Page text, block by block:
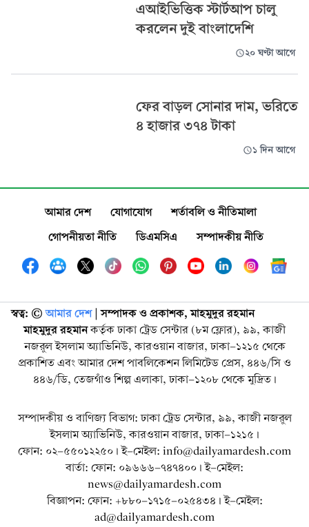
এআইভিত্তিক স্টার্টআপ চালু
করলেন দুই বাংলাদেশি
২০ ঘণ্টা আগে
ফের বাড়ল সোনার দাম, ভরিতে
৪ হাজার ৩৭৪ টাকা
১ দিন আগে
আমার দেশ যোগাযোগ
শর্তাবলি ও নীতিমালা
গোপনীয়তা নীতি
ডিএমসিএ সম্পাদকীয় নীতি
স্বত্ব: ©️ আমার দেশ| সম্পাদক ও প্রকাশক, মাহমুদুর রহমান
মাহমুদুর রহমানকর্তৃক ঢাকা ট্রেড সেন্টার (৮ম ফ্লোর), ৯৯, কাজী
নজরুল ইসলাম অ্যাভিনিউ, কারওয়ান বাজার, ঢাকা-১২১৫ থেকে
প্রকাশিত এবং আমার দেশ পাবলিকেশন লিমিটেড প্রেস, ৪৪৬/সি ও
৪৪৬/ডি, তেজগাঁও শিল্প এলাকা, ঢাকা-১২০৮ থেকে মুদ্রিত।
সম্পাদকীয় ও বাণিজ্য বিভাগ: ঢাকা ট্রেড সেন্টার, ৯৯, কাজী নজরুল
ইসলাম অ্যাভিনিউ, কারওয়ান বাজার, ঢাকা-১২১৫।
ফোন: ০২-৫৫০১২২৫০। ই-মেইল: info@dailyamardesh.com
বার্তা: ফোন: ০৯৬৬৬-৭৪৭৪০০। ই-মেইল:
news@dailyamardesh.com
বিজ্ঞাপন: ফোন: +৮৮০-১৭১৫-০২৫৪৩৪ । ই-মেইল:
ad@dailyamardesh.com